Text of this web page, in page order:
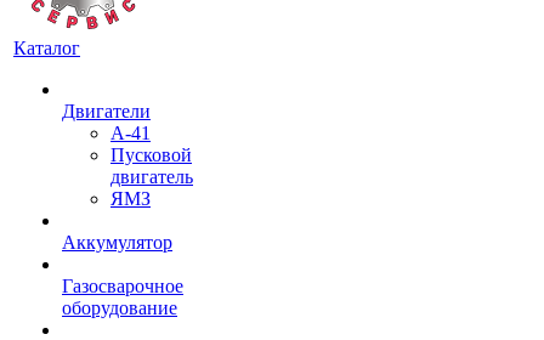
Каталог
Двигатели
А-41
Пусковой
двигатель
ЯМЗ
Аккумулятор
Газосварочное
оборудование